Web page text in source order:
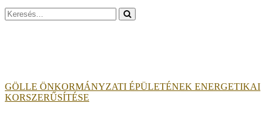
Search
for:
GÖLLE ÖNKORMÁNYZATI ÉPÜLETÉNEK ENERGETIKAI
KORSZERŰSÍTÉSE